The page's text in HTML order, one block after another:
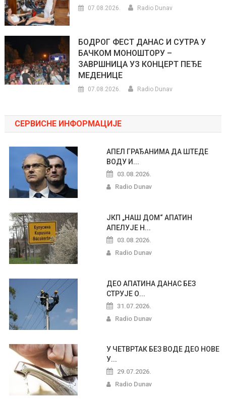
07.08.2026. Radio Dunav
БОДРОГ ФЕСТ ДАНАС И СУТРА У
БАЧКОМ МОНОШТОРУ –
ЗАВРШНИЦА УЗ КОНЦЕРТ ПЕЂЕ
МЕДЕНИЦЕ
07.08.2026. Radio Dunav
СЕРВИСНЕ ИНФОРМАЦИЈЕ
АПЕЛ ГРАЂАНИМА ДА ШТЕДЕ
ВОДУ И...
03.08.2026.
Radio Dunav
ЈКП „НАШ ДОМ“ АПАТИН
АПЕЛУЈЕ Н...
03.08.2026.
Radio Dunav
ДЕО АПАТИНА ДАНАС БЕЗ
СТРУЈЕ О...
31.07.2026.
Radio Dunav
У ЧЕТВРТАК БЕЗ ВОДЕ ДЕО НОВЕ
У...
29.07.2026.
Radio Dunav